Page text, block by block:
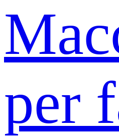
per